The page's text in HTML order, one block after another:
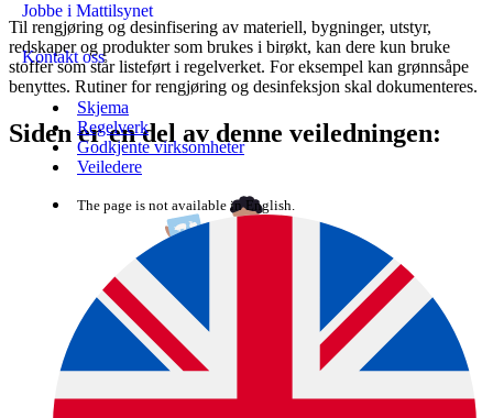
Jobbe i Mattilsynet
Kontakt oss
Skjema
Regelverk
Godkjente virksomheter
Veiledere
The page is not available in English.
Til rengjøring og desinfisering av materiell, bygninger, utstyr,
redskaper og produkter som brukes i birøkt, kan dere kun bruke
stoffer som står listeført i regelverket. For eksempel kan grønnsåpe
benyttes. Rutiner for rengjøring og desinfeksjon skal dokumenteres.
Siden er en del av denne veiledningen: